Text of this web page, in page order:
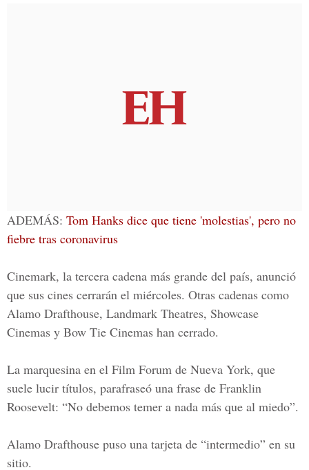
ADEMÁS: Tom Hanks dice que tiene 'molestias', pero no
fiebre tras coronavirus
Cinemark, la tercera cadena más grande del país, anunció
que sus cines cerrarán el miércoles. Otras cadenas como
Alamo Drafthouse, Landmark Theatres, Showcase
Cinemas y Bow Tie Cinemas han cerrado.
La marquesina en el Film Forum de Nueva York, que
suele lucir títulos, parafraseó una frase de Franklin
Roosevelt: “No debemos temer a nada más que al miedo”.
Alamo Drafthouse puso una tarjeta de “intermedio” en su
sitio.